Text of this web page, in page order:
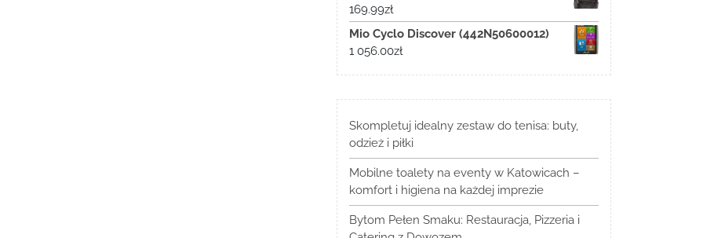
169.99zł
Mio Cyclo Discover (442N50600012)
1 056.00zł
Skompletuj idealny zestaw do tenisa: buty,
odzież i piłki
Mobilne toalety na eventy w Katowicach –
komfort i higiena na każdej imprezie
Bytom Pełen Smaku: Restauracja, Pizzeria i